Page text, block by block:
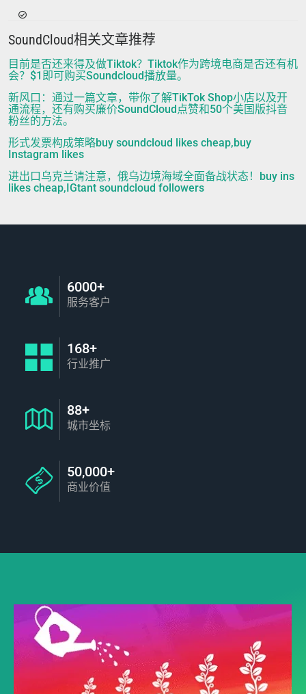
SoundCloud相关文章推荐
目前是否还来得及做Tiktok？Tiktok作为跨境电商是否还有机
会？$1即可购买Soundcloud播放量。
新风口：通过一篇文章，带你了解TikTok Shop小店以及开
通流程，还有购买廉价SoundCloud点赞和50个美国版抖音
粉丝的方法。
形式发票构成策略buy soundcloud likes cheap,buy
Instagram likes
进出口乌克兰请注意，俄乌边境海域全面备战状态！buy ins
likes cheap,IGtant soundcloud followers
6000+
服务客户
168+
行业推广
88+
城市坐标
50,000+
商业价值